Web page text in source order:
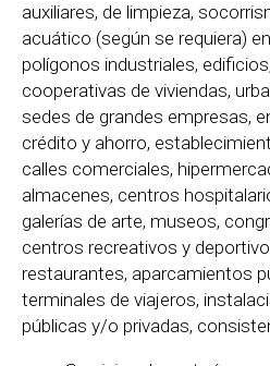
auxiliares, de limpieza,
acuático (según se requiera)
polígonos industriales,
cooperativas de viviendas,
sedes de grandes empresas,
crédito y ahorro,
calles comerciales,
almacenes, centros
galerías de arte, museos,
centros recreativos y
restaurantes, aparcamientos
terminales de viajeros,
públicas y/o privadas,